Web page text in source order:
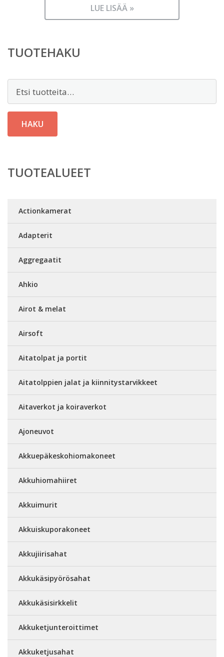
LUE LISÄÄ »
TUOTEHAKU
HAKU
TUOTEALUEET
Actionkamerat
Adapterit
Aggregaatit
Ahkio
Airot & melat
Airsoft
Aitatolpat ja portit
Aitatolppien jalat ja kiinnitystarvikkeet
Aitaverkot ja koiraverkot
Ajoneuvot
Akkuepäkeskohiomakoneet
Akkuhiomahiiret
Akkuimurit
Akkuiskuporakoneet
Akkujiirisahat
Akkukäsipyörösahat
Akkukäsisirkkelit
Akkuketjunteroittimet
Akkuketjusahat